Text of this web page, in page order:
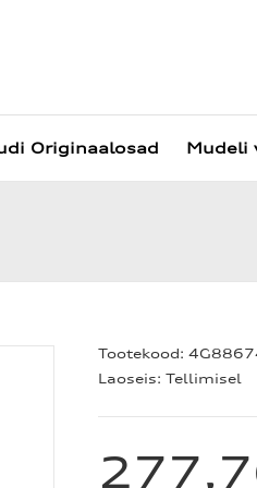
Originaalosad Mudeli
Tootekood:
Laoseis: Tellimisel